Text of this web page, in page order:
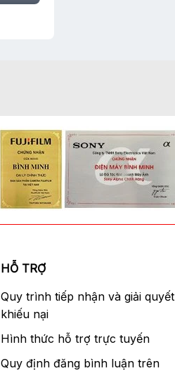
HỖ TRỢ
Quy trình tiếp nhận và giải quyết
khiếu nại
Hình thức hỗ trợ trực tuyến
Quy định đăng bình luận trên